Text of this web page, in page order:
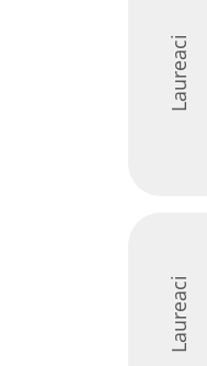
Laureaci
Laureaci